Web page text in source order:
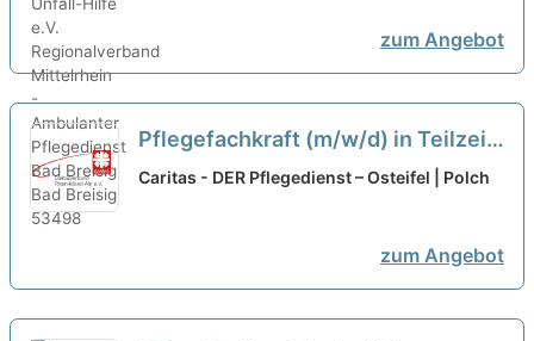
zum Angebot
Pflegefachkraft (m/w/d) in Teilzeit
(ab 50%) oder Vollzeit – Dein neuer
Caritas - DER Pflegedienst – Osteifel | Polch
zum Angebot